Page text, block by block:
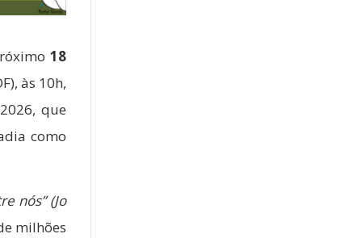
18
às 10h,
que
como
nós” (Jo
milhões